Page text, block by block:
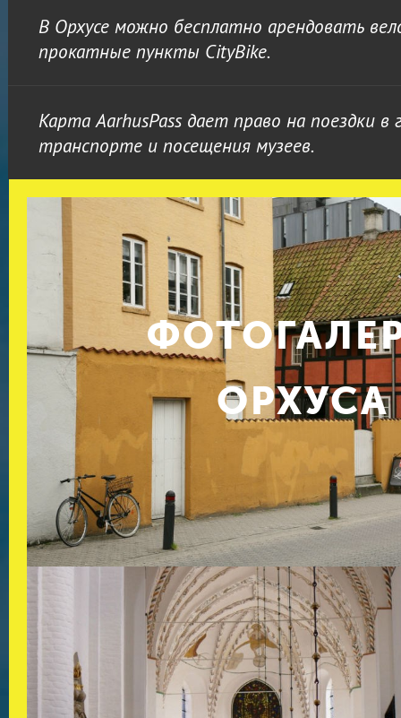
В Орхусе можно бесплатно арендовать
прокатные пункты CityBike.
Карта AarhusPass дает право на поездки в
транспорте и посещения музеев.
ОРХУСА